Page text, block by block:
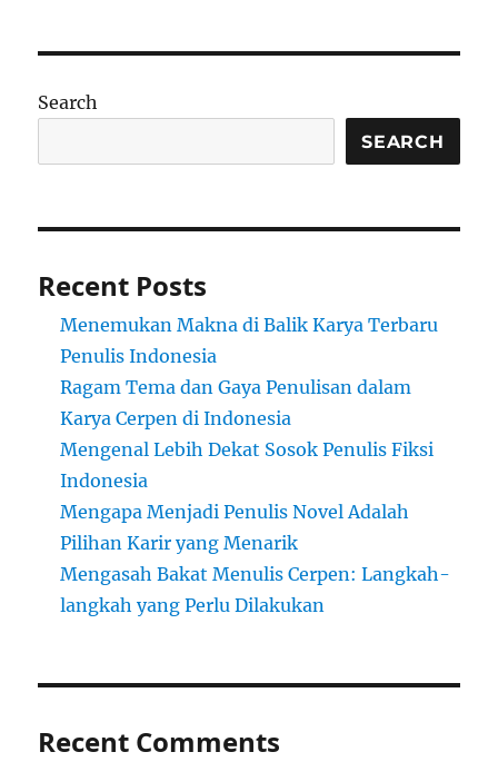
Search
SEARCH
Recent Posts
Menemukan Makna di Balik Karya Terbaru
Penulis Indonesia
Ragam Tema dan Gaya Penulisan dalam
Karya Cerpen di Indonesia
Mengenal Lebih Dekat Sosok Penulis Fiksi
Indonesia
Mengapa Menjadi Penulis Novel Adalah
Pilihan Karir yang Menarik
Mengasah Bakat Menulis Cerpen: Langkah-
langkah yang Perlu Dilakukan
Recent Comments